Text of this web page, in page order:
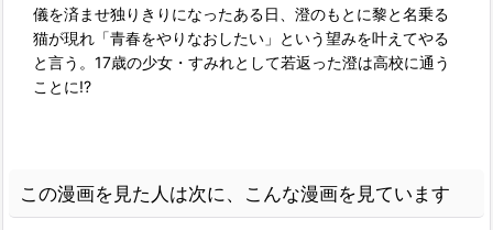
儀を済ませ独りきりになったある日、澄のもとに黎と名乗る
猫が現れ「青春をやりなおしたい」という望みを叶えてやる
と言う。17歳の少女・すみれとして若返った澄は高校に通う
ことに!?
この漫画を見た人は次に、こんな漫画を見ています